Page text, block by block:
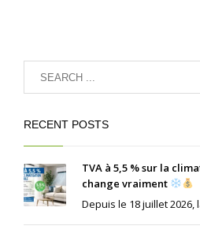
RECENT POSTS
TVA à 5,5 % sur la
change vraiment
Depuis le 18 juillet 2026,